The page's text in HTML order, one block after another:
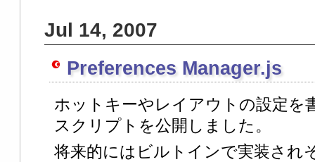
Jul 14, 2007
Preferences Manager.js
ホットキーやレイアウトの設定を
スクリプトを公開しました。
将来的にはビルトインで実装され